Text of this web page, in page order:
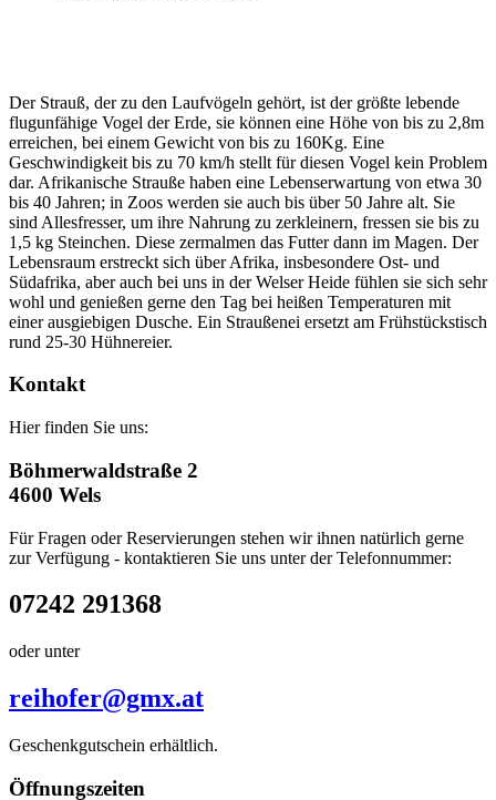
Der Strauß, der zu den Laufvögeln gehört, ist der größte lebende
flugunfähige Vogel der Erde, sie können eine Höhe von bis zu 2,8m
erreichen, bei einem Gewicht von bis zu 160Kg. Eine
Geschwindigkeit bis zu 70 km/h stellt für diesen Vogel kein Problem
dar. Afrikanische Strauße haben eine Lebenserwartung von etwa 30
bis 40 Jahren; in Zoos werden sie auch bis über 50 Jahre alt. Sie
sind Allesfresser, um ihre Nahrung zu zerkleinern, fressen sie bis zu
1,5 kg Steinchen. Diese zermalmen das Futter dann im Magen. Der
Lebensraum erstreckt sich über Afrika, insbesondere Ost- und
Südafrika, aber auch bei uns in der Welser Heide fühlen sie sich sehr
wohl und genießen gerne den Tag bei heißen Temperaturen mit
einer ausgiebigen Dusche. Ein Straußenei ersetzt am Frühstückstisch
rund 25-30 Hühnereier.
Kontakt
Hier finden Sie uns:
Böhmerwaldstraße 2
4600 Wels
Für Fragen oder Reservierungen stehen wir ihnen natürlich gerne
zur Verfügung - kontaktieren Sie uns unter der Telefonnummer:
07242 291368
oder unter
reihofer@gmx.at
Geschenkgutschein erhältlich.
Öffnungszeiten